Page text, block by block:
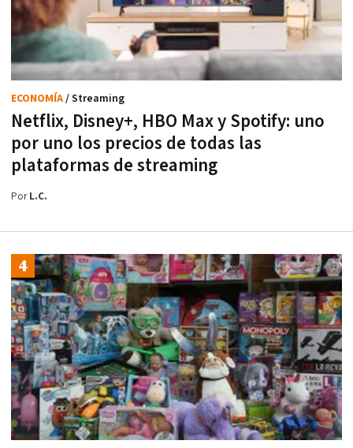
Netflix, Disney+, HBO Max y Spotify: uno
por uno los precios de todas las
plataformas de streaming
ECONOMÍA/ Streaming
PorL.C.